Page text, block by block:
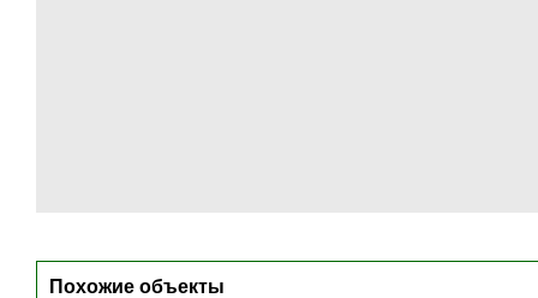
Похожие объекты